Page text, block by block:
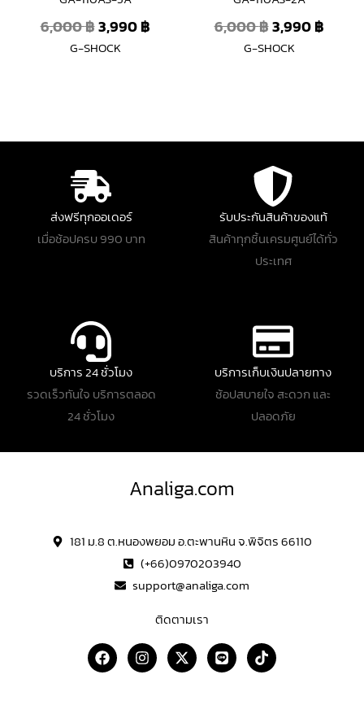
6,000฿3,990฿
G-SHOCK
6,000฿3,990฿
G-SHOCK
ส่งฟรีทุกออเดอร์
เมื่อช้อปครบ 990 บาท
รับประกันสินค้าของแท้
สินค้าทุกชิ้นเครมศูนย์ได้ทั่ว
ประเทศ
บริการ 24 ชั่วโมง
รวดเร็วทันใจ บริการตลอด
24 ชั่วโมง
บริการเก็บเงินปลายทาง
ช้อปสบายใจ สะดวก และ
ปลอดภัย
Analiga.com
181 ม.8 ต.หนองพยอม อ.ตะพานหิน จ.พิจิตร 66110
(+66)0970203940
support@analiga.com
ติดตามเรา
F
a
c
I
n
s
X
-
t
L
i
n
T
i
k